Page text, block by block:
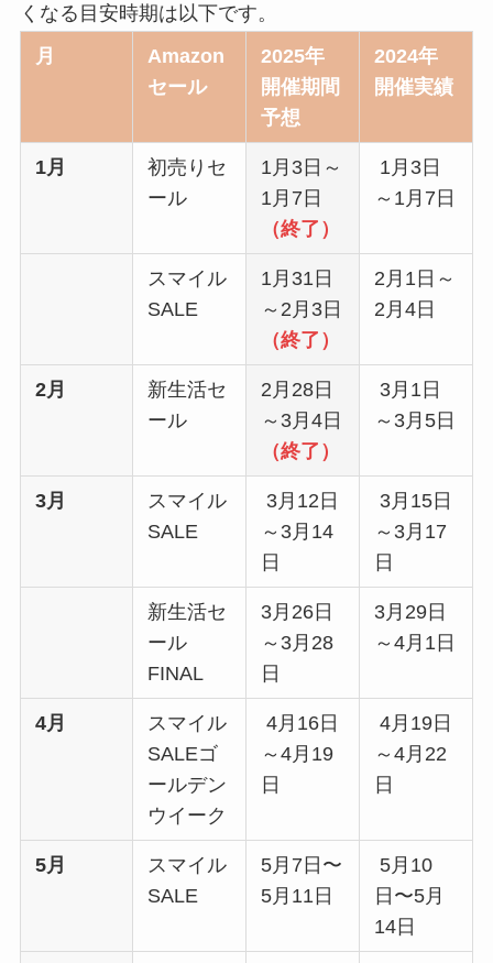
くなる目安時期は以下です。
月
Amazon
セール
2025年
開催期間
予想
2024年
開催実績
1月
初売りセ
ール
1月3日～
1月7日
（終了）
1月3日
～1月7日
スマイル
SALE
1月31日
～2月3日
（終了）
2月1日～
2月4日
2月
新生活セ
ール
2月28日
～3月4日
（終了）
3月1日
～3月5日
3月
スマイル
SALE
3月12日
～3月14
日
3月15日
～3月17
日
新生活セ
ール
FINAL
3月26日
～3月28
日
3月29日
～4月1日
4月
スマイル
SALEゴ
ールデン
ウイーク
4月16日
～4月19
日
4月19日
～4月22
日
5月
スマイル
SALE
5月7日〜
5月11日
5月10
日〜5月
14日